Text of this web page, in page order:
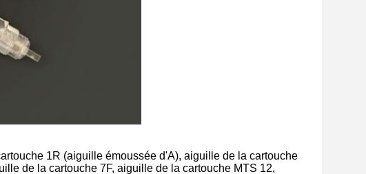
1R (aiguille émoussée d'A), aiguille de la cartouche
de la cartouche 7F, aiguille de la cartouche MTS 12,